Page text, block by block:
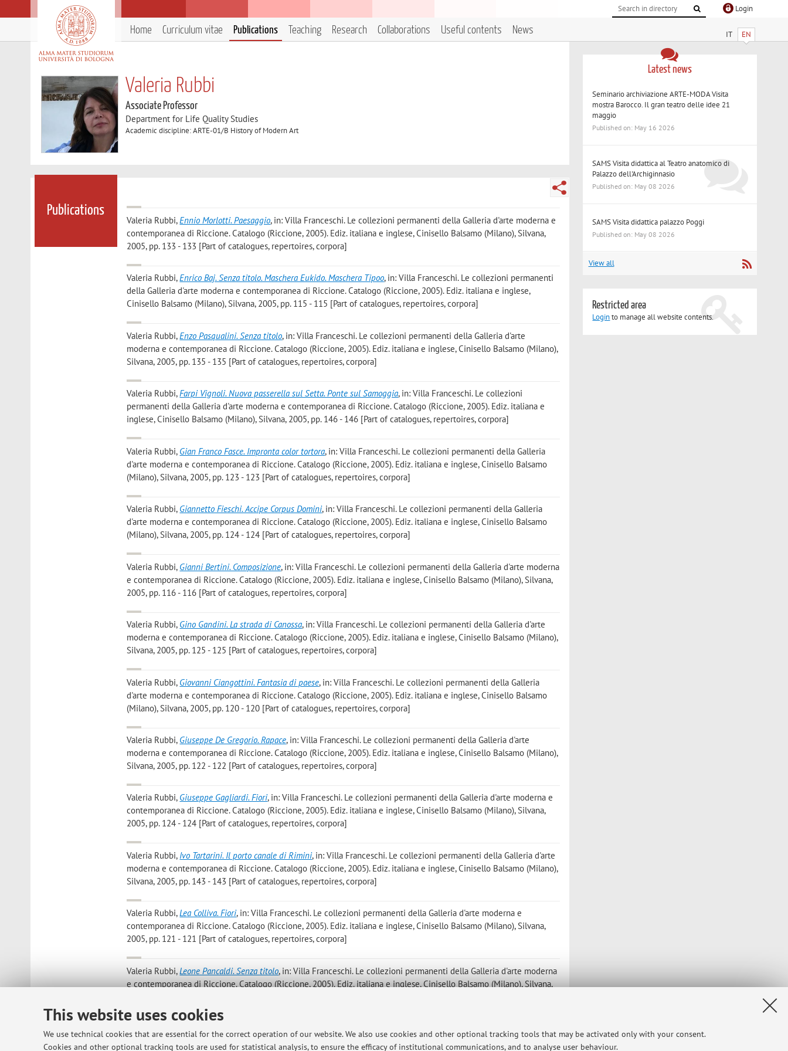
This website uses cookies
We use technical cookies that are essential for the correct operation of our website. We also use cookies and other optional tracking tools that may be activated only with your consent.
Cookies and other optional tracking tools are used for statistical analysis, to ensure the efficacy of institutional communications, and to analyse user behaviour.
Login
IT EN
Home Curriculum vitae Publications Teaching Research Collaborations Useful contents News
Valeria Rubbi
Associate Professor
Department for Life Quality Studies
Academic discipline: ARTE-01/B History of Modern Art
Publications
Valeria Rubbi,Ennio Morlotti. Paesaggio, in: Villa Franceschi. Le collezioni permanenti della Galleria d'arte moderna e
contemporanea di Riccione. Catalogo (Riccione, 2005). Ediz. italiana e inglese, Cinisello Balsamo (Milano), Silvana,
2005, pp. 133 - 133 [Part of catalogues, repertoires, corpora]
Valeria Rubbi,Enrico Baj. Senza titolo. Maschera Eukido. Maschera Tipoo, in: Villa Franceschi. Le collezioni permanenti
della Galleria d'arte moderna e contemporanea di Riccione. Catalogo (Riccione, 2005). Ediz. italiana e inglese,
Cinisello Balsamo (Milano), Silvana, 2005, pp. 115 - 115 [Part of catalogues, repertoires, corpora]
Valeria Rubbi,Enzo Pasqualini. Senza titolo, in: Villa Franceschi. Le collezioni permanenti della Galleria d'arte
moderna e contemporanea di Riccione. Catalogo (Riccione, 2005). Ediz. italiana e inglese, Cinisello Balsamo (Milano),
Silvana, 2005, pp. 135 - 135 [Part of catalogues, repertoires, corpora]
Valeria Rubbi,Farpi Vignoli. Nuova passerella sul Setta. Ponte sul Samoggia, in: Villa Franceschi. Le collezioni
permanenti della Galleria d'arte moderna e contemporanea di Riccione. Catalogo (Riccione, 2005). Ediz. italiana e
inglese, Cinisello Balsamo (Milano), Silvana, 2005, pp. 146 - 146 [Part of catalogues, repertoires, corpora]
Valeria Rubbi, Gian Franco Fasce. Impronta color tortora, in: Villa Franceschi. Le collezioni permanenti della Galleria
d'arte moderna e contemporanea di Riccione. Catalogo (Riccione, 2005). Ediz. italiana e inglese, Cinisello Balsamo
(Milano), Silvana, 2005, pp. 123 - 123 [Part of catalogues, repertoires, corpora]
Valeria Rubbi, Giannetto Fieschi. Accipe Corpus Domini, in: Villa Franceschi. Le collezioni permanenti della Galleria
d'arte moderna e contemporanea di Riccione. Catalogo (Riccione, 2005). Ediz. italiana e inglese, Cinisello Balsamo
(Milano), Silvana, 2005, pp. 124 - 124 [Part of catalogues, repertoires, corpora]
Valeria Rubbi, Gianni Bertini. Composizione, in: Villa Franceschi. Le collezioni permanenti della Galleria d'arte moderna
e contemporanea di Riccione. Catalogo (Riccione, 2005). Ediz. italiana e inglese, Cinisello Balsamo (Milano), Silvana,
2005, pp. 116 - 116 [Part of catalogues, repertoires, corpora]
Valeria Rubbi, Gino Gandini. La strada di Canossa, in: Villa Franceschi. Le collezioni permanenti della Galleria d'arte
moderna e contemporanea di Riccione. Catalogo (Riccione, 2005). Ediz. italiana e inglese, Cinisello Balsamo (Milano),
Silvana, 2005, pp. 125 - 125 [Part of catalogues, repertoires, corpora]
Valeria Rubbi, Giovanni Ciangottini. Fantasia di paese, in: Villa Franceschi. Le collezioni permanenti della Galleria
d'arte moderna e contemporanea di Riccione. Catalogo (Riccione, 2005). Ediz. italiana e inglese, Cinisello Balsamo
(Milano), Silvana, 2005, pp. 120 - 120 [Part of catalogues, repertoires, corpora]
Valeria Rubbi, Giuseppe De Gregorio. Rapace, in: Villa Franceschi. Le collezioni permanenti della Galleria d'arte
moderna e contemporanea di Riccione. Catalogo (Riccione, 2005). Ediz. italiana e inglese, Cinisello Balsamo (Milano),
Silvana, 2005, pp. 122 - 122 [Part of catalogues, repertoires, corpora]
Valeria Rubbi, Giuseppe Gagliardi. Fiori, in: Villa Franceschi. Le collezioni permanenti della Galleria d'arte moderna e
contemporanea di Riccione. Catalogo (Riccione, 2005). Ediz. italiana e inglese, Cinisello Balsamo (Milano), Silvana,
2005, pp. 124 - 124 [Part of catalogues, repertoires, corpora]
Valeria Rubbi, Ivo Tartarini. Il porto canale di Rimini, in: Villa Franceschi. Le collezioni permanenti della Galleria d'arte
moderna e contemporanea di Riccione. Catalogo (Riccione, 2005). Ediz. italiana e inglese, Cinisello Balsamo (Milano),
Silvana, 2005, pp. 143 - 143 [Part of catalogues, repertoires, corpora]
Valeria Rubbi,Lea Colliva. Fiori, in: Villa Franceschi. Le collezioni permanenti della Galleria d'arte moderna e
contemporanea di Riccione. Catalogo (Riccione, 2005). Ediz. italiana e inglese, Cinisello Balsamo (Milano), Silvana,
2005, pp. 121 - 121 [Part of catalogues, repertoires, corpora]
Valeria Rubbi,Leone Pancaldi. Senza titolo, in: Villa Franceschi. Le collezioni permanenti della Galleria d'arte moderna
e contemporanea di Riccione. Catalogo (Riccione, 2005). Ediz. italiana e inglese, Cinisello Balsamo (Milano), Silvana,
Valeria Rubbi Lucio Saffaro. Studio per il monumento di Eudosso
, in: Villa Franceschi. Le collezioni permanenti della
Galleria d'arte moderna e contemporanea di Riccione. Catalogo (Riccione, 2005). Ediz. italiana e inglese, Cinisello
Latest news
Seminario archiviazione ARTE-MODA Visita
mostra Barocco. Il gran teatro delle idee 21
maggio
Published on: May 16 2026
SAMS Visita didattica al Teatro anatomico di
Palazzo dell'Archiginnasio
Published on: May 08 2026
SAMS Visita didattica palazzo Poggi
Published on: May 08 2026
View all
Restricted area
Loginto manage all website contents.